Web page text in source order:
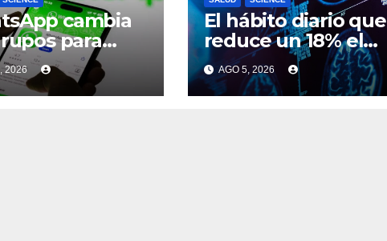
cambia
para
cuáles son
nuevas
2026
El hábito diario que
reduce un 18% el
riesgo de demencia
AGO 5, 2026